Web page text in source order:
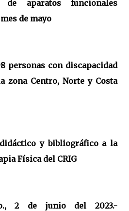
de aparatos funcionales
de mayo
personas con discapacidad
zona Centro, Norte y Costa
y bibliográfico a la
Física del CRIG
2 de junio del 2023.-